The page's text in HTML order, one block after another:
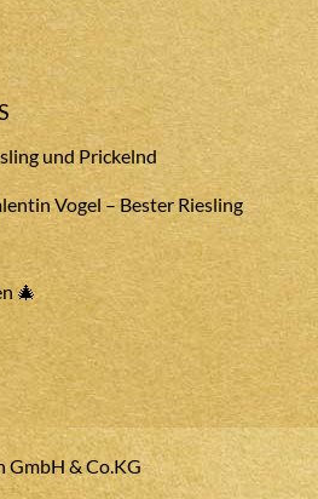
und Prickelnd
Vogel – Bester Riesling
🎄
GmbH & Co.KG